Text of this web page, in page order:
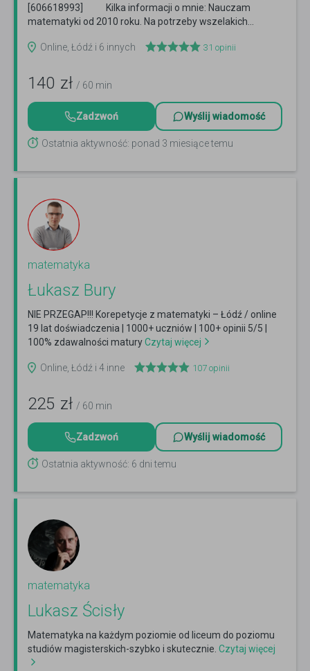
[606618993] Kilka informacji o mnie: Nauczam
matematyki od 2010 roku. Na potrzeby wszelakich...
Online, Łódź i 6 innych
31 opinii
140 zł / 60 min
Zadzwoń Wyślij wiadomość
Ostatnia aktywność: ponad 3 miesiące temu
matematyka
Łukasz Bury
NIE PRZEGAP!!! Korepetycje z matematyki – Łódź / online
19 lat doświadczenia | 1000+ uczniów | 100+ opinii 5/5 |
100% zdawalności maturyCzytaj więcej
Online, Łódź i 4 inne 107 opinii
225 zł / 60 min
Zadzwoń Wyślij wiadomość
Ostatnia aktywność: 6 dni temu
matematyka
Lukasz Ścisły
Matematyka na każdym poziomie od liceum do poziomu
studiów magisterskich-szybko i skutecznie. Czytaj więcej